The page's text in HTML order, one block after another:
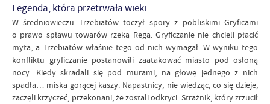
Legenda, która przetrwała wieki
W średniowieczu Trzebiatów toczył spory z pobliskimi Gryficami
o prawo spławu towarów rzeką Regą. Gryficzanie nie chcieli płacić
myta, a Trzebiatów właśnie tego od nich wymagał. W wyniku tego
konfliktu gryficzanie postanowili zaatakować miasto pod osłoną
nocy. Kiedy skradali się pod murami, na głowę jednego z nich
spadła… miska gorącej kaszy. Napastnicy, nie wiedząc, co się dzieje,
zaczęli krzyczeć, przekonani, że zostali odkryci. Strażnik, który zrzucił